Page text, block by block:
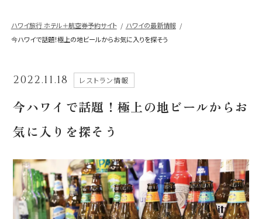
ハワイ旅行 ホテル＋航空券予約サイト
ハワイの最新情報
今ハワイで話題！極上の地ビールからお気に入りを探そう
2022.11.18 レストラン情報
今ハワイで話題！極上の地ビールからお
気に入りを探そう
モアナサーフライダー
シェラトン・プリンセスカイウラニ・ワイ
キキ・ビーチ
シェラトン・マウイ・リゾート＆スパ
キャンペーン
座席クラス
出発日
2026年8月28日(金)
現地出発日
2026年9月01日(火)